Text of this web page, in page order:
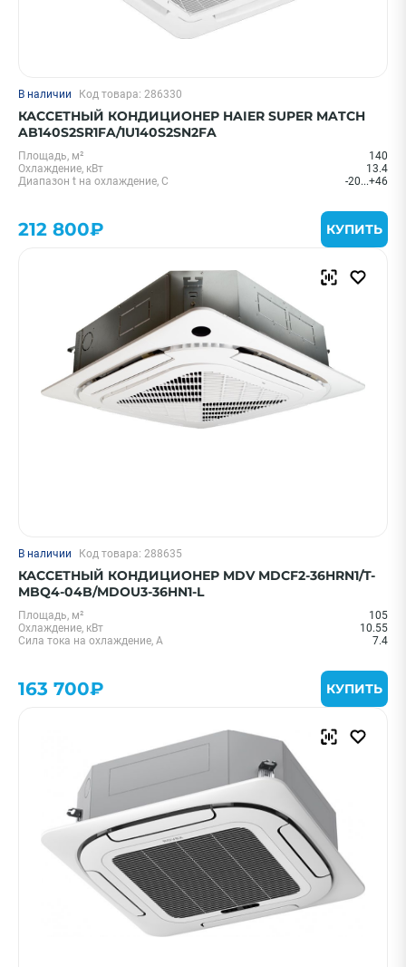
В наличии Код товара: 286330
КАССЕТНЫЙ КОНДИЦИОНЕР HAIER SUPER MATCH
AB140S2SR1FA/1U140S2SN2FA
Площадь, м²
140
Охлаждение, кВт
13.4
Диапазон t на охлаждение, С
-20...+46
212 800₽ КУПИТЬ
В наличии Код товара: 288635
КАССЕТНЫЙ КОНДИЦИОНЕР MDV MDCF2-36HRN1/T-
MBQ4-04B/MDOU3-36HN1-L
Площадь, м²
105
Охлаждение, кВт
10.55
Сила тока на охлаждение, А
7.4
163 700₽ КУПИТЬ